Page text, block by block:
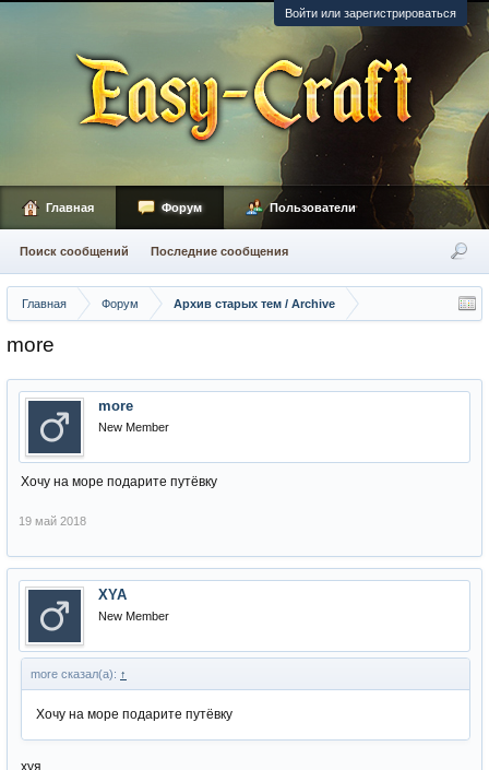
Войти или зарегистрироваться
Главная Форум Архив старых тем / Archive
more
more
New Member
Хочу на море подарите путёвку
19 май 2018
XYA
New Member
more сказал(а): ↑
Хочу на море подарите путёвку
хуя
Главная Форум
Поиск сообщений Последние сообщения
Пользователи